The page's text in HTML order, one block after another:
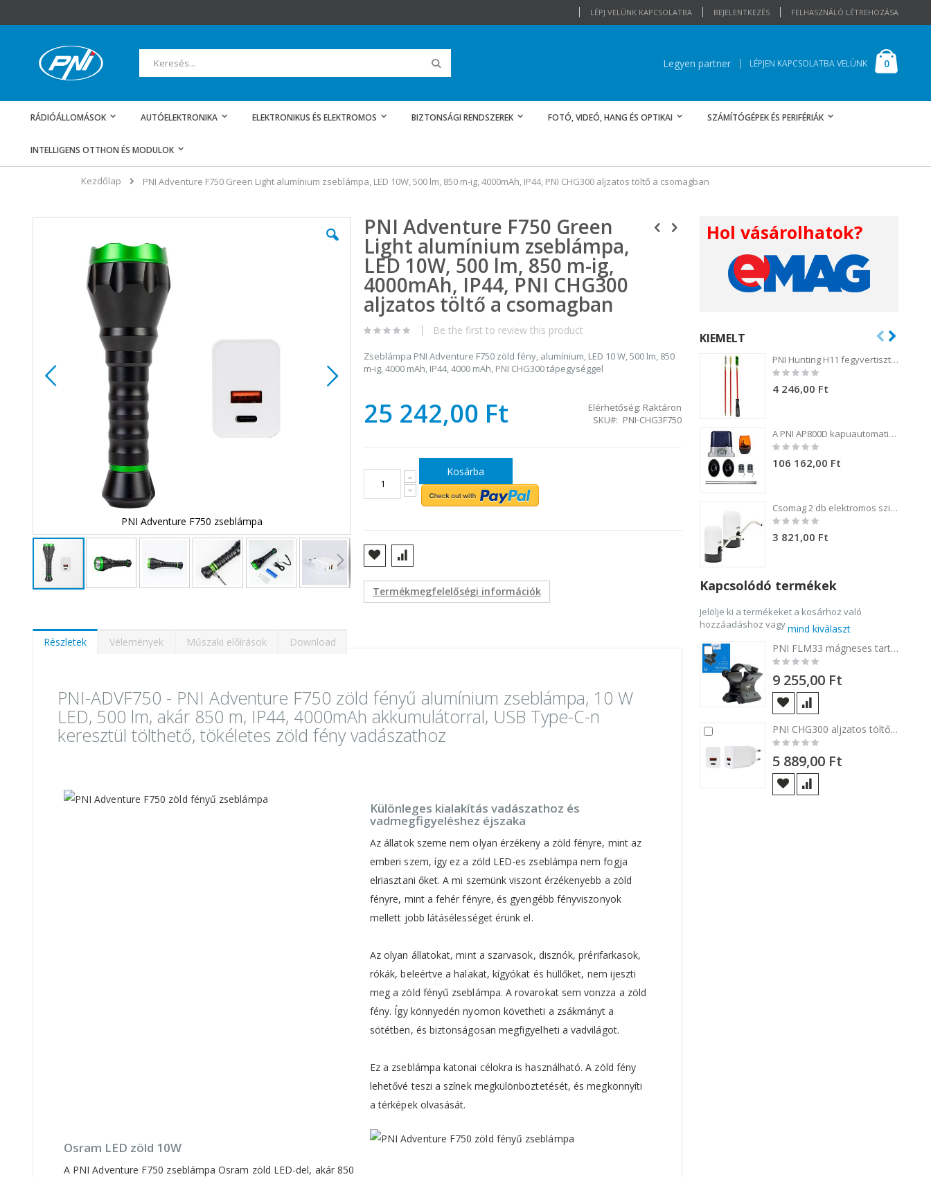
a
LÉPJ VELÜNK KAPCSOLATBA BEJELENTKEZÉS FELHASZNÁLÓ LÉTREHOZÁSA
0elemek
Legyen partner LÉPJEN KAPCSOLATBA VELÜNK
RÁDIÓÁLLOMÁSOK AUTÓELEKTRONIKA ELEKTRONIKUS ÉS ELEKTROMOS BIZTONSÁGI RENDSZEREK FOTÓ, VIDEÓ, HANG ÉS OPTIKAI SZÁMÍTÓGÉPEK ÉS PERIFÉRIÁK
INTELLIGENS OTTHON ÉS MODULOK
Kezdőlap PNI Adventure F750 Green Light alumínium zseblámpa, LED 10W, 500 lm, 850 m-ig, 4000mAh, IP44, PNI CHG300 aljzatos töltő a csomagban
PNI Adventure F750 zseblámpa
elejére
PNI Adventure F750 Green
Light alumínium zseblámpa,
LED 10W, 500 lm, 850 m-ig,
4000mAh, IP44, PNI CHG300
aljzatos töltő a csomagban
Be the first to review this product
Zseblámpa PNI Adventure F750 zöld fény, alumínium, LED 10 W, 500 lm, 850
m-ig, 4000 mAh, IP44, 4000 mAh, PNI CHG300 tápegységgel
25 242,00 Ft Elérhetőség: Raktáron
SKU
PNI-CHG3F750
Kosárba
Termékmegfelelőségi információk
Részletek
PNI-ADVF750 - PNI Adventure F750 zöld fényű alumínium zseblámpa, 10 W
LED, 500 lm, akár 850 m, IP44, 4000mAh akkumulátorral, USB Type-C-n
keresztül tölthető, tökéletes zöld fény vadászathoz
Különleges kialakítás vadászathoz és
vadmegfigyeléshez éjszaka
Az állatok szeme nem olyan érzékeny a zöld fényre, mint az
emberi szem, így ez a zöld LED-es zseblámpa nem fogja
elriasztani őket. A mi szemünk viszont érzékenyebb a zöld
fényre, mint a fehér fényre, és gyengébb fényviszonyok
mellett jobb látásélességet érünk el.
Az olyan állatokat, mint a szarvasok, disznók, prérifarkasok,
rókák, beleértve a halakat, kígyókat és hüllőket, nem ijeszti
meg a zöld fényű zseblámpa. A rovarokat sem vonzza a zöld
fény. Így könnyedén nyomon követheti a zsákmányt a
sötétben, és biztonságosan megfigyelheti a vadvilágot.
Ez a zseblámpa katonai célokra is használható. A zöld fény
lehetővé teszi a színek megkülönböztetését, és megkönnyíti
a térképek olvasását.
Osram LED zöld 10W
A PNI Adventure F750 zseblámpa Osram zöld LED-del, akár 850
Vélemények Műszaki előírások Download
Hol vásárolhatok?
KIEMELT
PNI Hunting H11 fegyvertisztító készlet 3 kefével .54 kaliberű fegyverekhez
Rating:
0%
4 246,00 Ft
A PNI AP800D kapuautomatizálási készlet 4 m-es fém fogaskerék-motort, fotocellákat, távirányítót, lámpát, 230 V-os 1100 N és 800 kg-os tolókaput tartalmaz.
Rating:
0%
106 162,00 Ft
Csomag 2 db elektromos szivattyú PNI WD100 palackhoz töltés USB-C-n keresztül, 800 mAh akkumulátor, teljesítmény 4W
Rating:
0%
3 821,00 Ft
Kapcsolódó termékek
Jelölje ki a termékeket a kosárhoz való
hozzáadáshoz vagymind kiválaszt
PNI FLM33 mágneses tartókonzol 27-31 mm közötti átmérőjű zseblámpákhoz
Rating:
0%
9 255,00 Ft
Kosárba
PNI CHG300 aljzatos töltő, USB-A, QC 3.0 és USB-C, PD3.0, 30W, fehér
Rating:
0%
5 889,00 Ft